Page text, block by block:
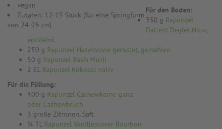
vegan
Zutaten: 12-15 Stück (für eine Springform
von 24-26 cm)
Für den Boden:
350 g Rapunzel
Datteln Deglet Nour,
entsteint
250 g Rapunzel Haselnüsse geröstet, gemahlen
50 g Rapunzel Basis Müsli
2 EL Rapunzel Kokosöl nativ
Für die Füllung:
400 g Rapunzel Cashewkerne ganz
oder Cashewbruch
3 große Zitronen, Saft
¼ TL Rapunzel Vanillepulver Bourbon